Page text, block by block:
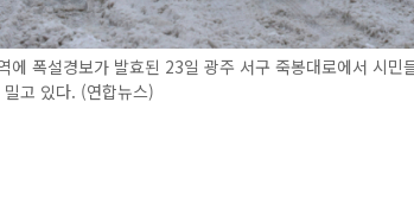
폭설경보가 발효된 23일 광주 서구 죽봉대로에서 시민
고 있다. (연합뉴스)